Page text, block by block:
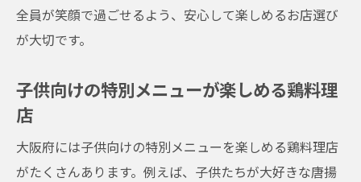
全員が笑顔で過ごせるよう、安心して楽しめるお店選び
が大切です。
子供向けの特別メニューが楽しめる鶏料理
店
大阪府には子供向けの特別メニューを楽しめる鶏料理店
がたくさんあります。例えば、子供たちが大好きな唐揚